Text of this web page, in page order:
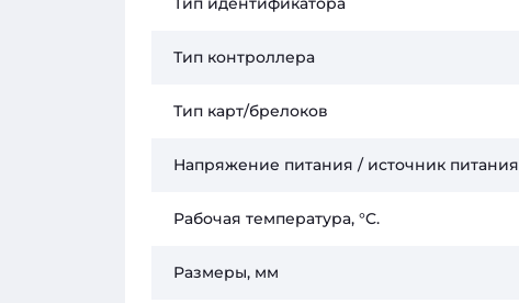
Тип контроллера
Тип карт/брелоков
Напряжение питания / источник питания
Рабочая температура, °C.
Размеры, мм